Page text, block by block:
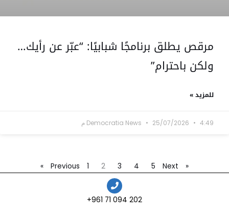
مرقص يطلق برنامجًا شبابيًا: “عبّر عن رأيك…
ولكن باحترام”
للمزيد »
Democratia News 25/07/2026 4:49 م
« Previous
1 2 3 4 5 Next »
202 094 71 961+